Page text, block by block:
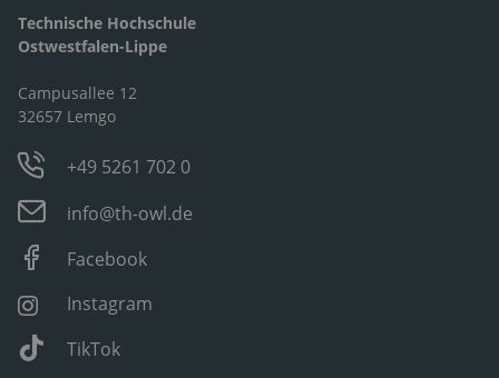
Technische Hochschule
Ostwestfalen-Lippe
Campusallee 12
32657 Lemgo
+49 5261 702 0
info@th-owl.de
Facebook
Instagram
TikTok